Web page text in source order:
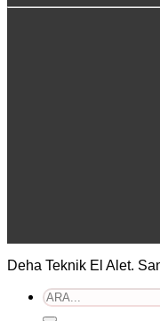
Deha Teknik El Alet.
Ara: